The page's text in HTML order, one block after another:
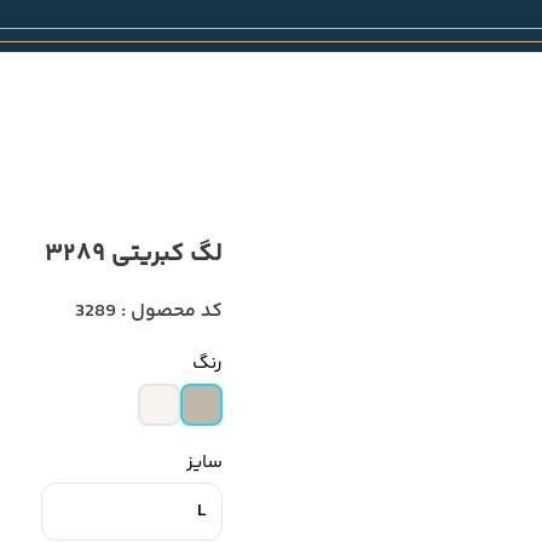
لگ کبریتی 3289
کد محصول : 3289
رنگ
سایز
L